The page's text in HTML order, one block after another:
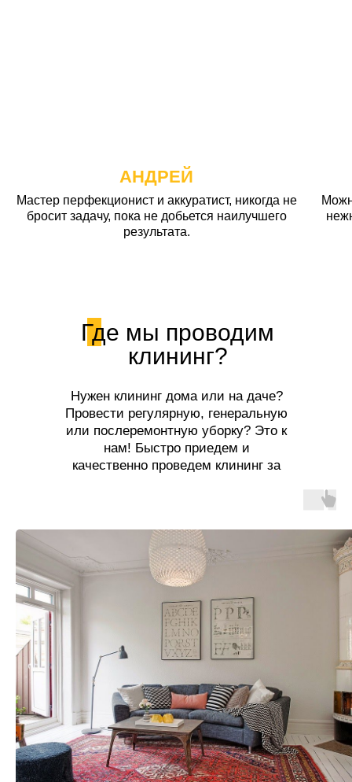
АНДРЕЙ
Мастер перфекционист и аккуратист, никогда не
бросит задачу, пока не добьется наилучшего
результата.
Где мы проводим
клининг?
Нужен клининг дома или на даче?
Провести регулярную, генеральную
или послеремонтную уборку? Это к
нам! Быстро приедем и
качественно проведем клининг за